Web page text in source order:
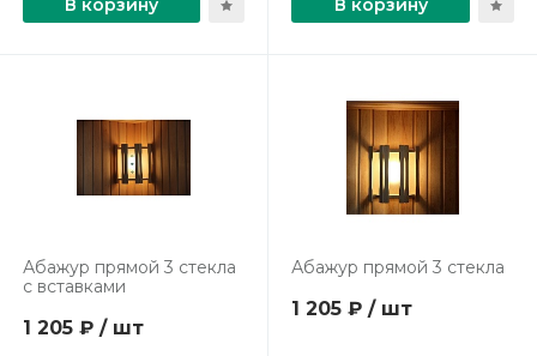
В корзину В корзину
Абажур прямой 3 стекла
с вставками
1 205 ₽ / шт
Абажур прямой 3 стекла
1 205 ₽ / шт